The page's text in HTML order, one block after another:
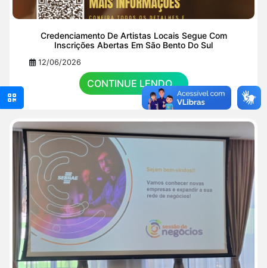
Credenciamento De Artistas Locais Segue Com
Inscrições Abertas Em São Bento Do Sul
12/06/2026
CONTINUE LENDO...